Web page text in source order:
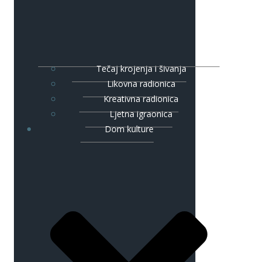
Tečaj krojenja i šivanja
Likovna radionica
Kreativna radionica
Ljetna igraonica
Dom kulture